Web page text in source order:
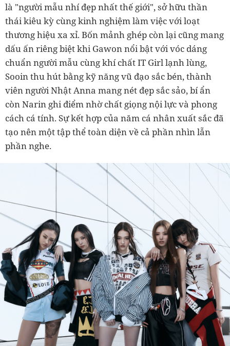
là "người mẫu nhí đẹp nhất thế giới", sở hữu thần
thái kiêu kỳ cùng kinh nghiệm làm việc với loạt
thương hiệu xa xỉ. Bốn mảnh ghép còn lại cũng mang
dấu ấn riêng biệt khi Gawon nổi bật với vóc dáng
chuẩn người mẫu cùng khí chất IT Girl lạnh lùng,
Sooin thu hút bằng kỹ năng vũ đạo sắc bén, thành
viên người Nhật Anna mang nét đẹp sắc sảo, bí ẩn
còn Narin ghi điểm nhờ chất giọng nội lực và phong
cách cá tính. Sự kết hợp của năm cá nhân xuất sắc đã
tạo nên một tập thể toàn diện về cả phần nhìn lẫn
phần nghe.